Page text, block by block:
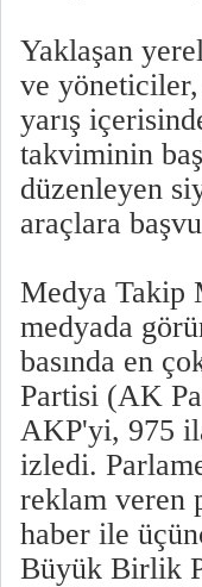
Yaklaşan
ve yöneticiler,
yarış
takviminin
düzenleyen
araçlara
Medya Takip
medyada
basında en
Partisi (AK
AKP'yi, 975
izledi.
reklam veren
haber ile
Büyük Birlik